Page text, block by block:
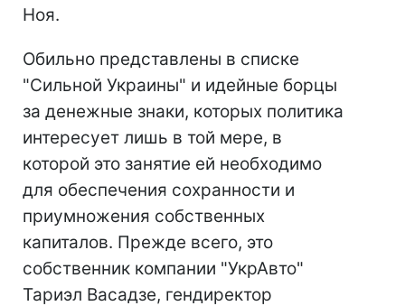
Ноя.
Обильно представлены в списке
"Сильной Украины" и идейные борцы
за денежные знаки, которых политика
интересует лишь в той мере, в
которой это занятие ей необходимо
для обеспечения сохранности и
приумножения собственных
капиталов. Прежде всего, это
собственник компании "УкрАвто"
Тариэл Васадзе, гендиректор